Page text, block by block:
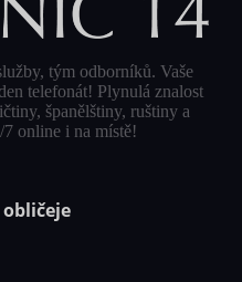
tým odborníků. Vaše
telefonát! Plynulá znalost
španělštiny, ruštiny a
online i na místě!